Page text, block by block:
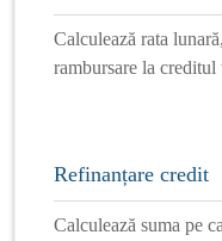
Calculează rata
rambursare la creditul
Refinanțare credit
Calculează suma pe